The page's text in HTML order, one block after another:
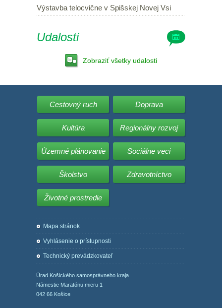
Výstavba telocvične v Spišskej Novej Vsi
Udalosti
Zobraziť všetky udalosti
Cestovný ruch Doprava
Kultúra Regionálny rozvoj
Územné plánovanie Sociálne veci
Školstvo Zdravotníctvo
Životné prostredie
Mapa stránok
Vyhlásenie o prístupnosti
Technický prevádzkovateľ
Úrad Košického samosprávneho kraja
Námestie Maratónu mieru 1
042 66 Košice